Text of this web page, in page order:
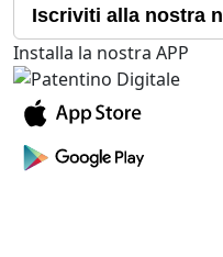
Iscriviti alla nostra
Installa la nostra APP